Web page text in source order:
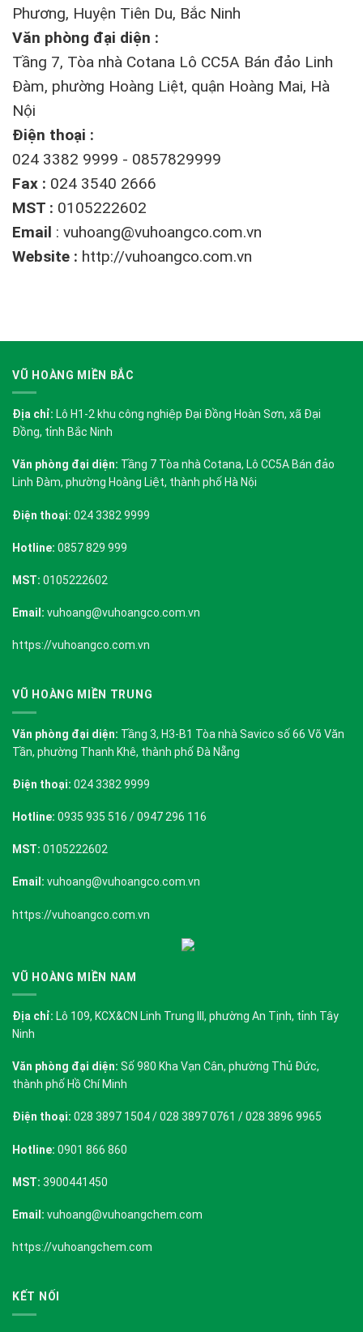
Phương, Huyện Tiên Du, Bắc Ninh
Văn phòng đại diện :
Tầng 7, Tòa nhà Cotana Lô CC5A Bán đảo Linh
Đàm, phường Hoàng Liệt, quận Hoàng Mai, Hà
Nội
Điện thoại :
024 3382 9999 - 0857829999
Fax : 024 3540 2666
MST : 0105222602
Email : vuhoang@vuhoangco.com.vn
Website : http://vuhoangco.com.vn
VŨ HOÀNG MIỀN BẮC
Địa chỉ: Lô H1-2 khu công nghiệp Đại Đồng Hoàn Sơn, xã Đại
Đồng, tỉnh Bắc Ninh
Văn phòng đại diện: Tầng 7 Tòa nhà Cotana, Lô CC5A Bán đảo
Linh Đàm, phường Hoàng Liệt, thành phố Hà Nội
Điện thoại: 024 3382 9999
Hotline: 0857 829 999
MST: 0105222602
Email: vuhoang@vuhoangco.com.vn
https://vuhoangco.com.vn
VŨ HOÀNG MIỀN TRUNG
Văn phòng đại diện: Tầng 3, H3-B1 Tòa nhà Savico số 66 Võ Văn
Tần, phường Thanh Khê, thành phố Đà Nẵng
Điện thoại: 024 3382 9999
Hotline: 0935 935 516 / 0947 296 116
MST: 0105222602
Email: vuhoang@vuhoangco.com.vn
https://vuhoangco.com.vn
VŨ HOÀNG MIỀN NAM
Địa chỉ: Lô 109, KCX&CN Linh Trung III, phường An Tịnh, tỉnh Tây
Ninh
Văn phòng đại diện: Số 980 Kha Vạn Cân, phường Thủ Đức,
thành phố Hồ Chí Minh
Điện thoại: 028 3897 1504 / 028 3897 0761 / 028 3896 9965
Hotline: 0901 866 860
MST: 3900441450
Email: vuhoang@vuhoangchem.com
https://vuhoangchem.com
KẾT NỐI